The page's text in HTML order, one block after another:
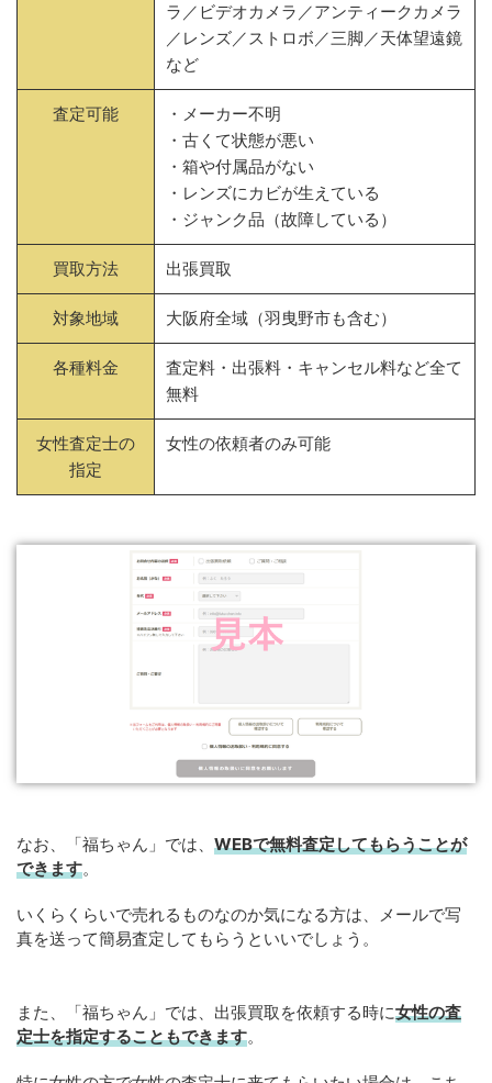
ラ／ビデオカメラ／アンティークカメラ
／レンズ／ストロボ／三脚／天体望遠鏡
など
査定可能
・メーカー不明
・古くて状態が悪い
・箱や付属品がない
・レンズにカビが生えている
・ジャンク品（故障している）
買取方法 出張買取
対象地域 大阪府全域（羽曳野市も含む）
各種料金
査定料・出張料・キャンセル料など全て
無料
女性査定士の
指定
女性の依頼者のみ可能
なお、「福ちゃん」では、 WEBで無料査定してもらうことが
できます。
いくらくらいで売れるものなのか気になる方は、メールで写
真を送って簡易査定してもらうといいでしょう。
また、「福ちゃん」では、出張買取を依頼する時に女性の査
定士を指定することもできます。